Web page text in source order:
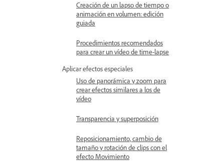
Creación de un lapso de tiempo o
animación en volumen: edición
guiada
Procedimientos recomendados
para crear un vídeo de time-lapse
Aplicar efectos especiales
Uso de panorámica y zoom para
crear efectos similares a los de
vídeo
Transparencia y superposición
Reposicionamiento, cambio de
tamaño y rotación de clips con el
efecto Movimiento